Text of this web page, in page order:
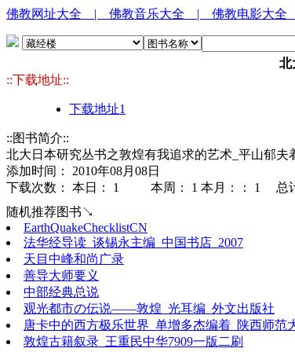
佛教网址大全 | 佛教音乐大全 | 佛教电影大全
北
::下载地址::
下载地址1
::图书简介::
北大日本研究丛书之敦煌有我追求的艺术_平山郁夫
添加时间： 2010年08月08日
下载次数： 本日： 1 本周： 1 本月：： 1 总
随机推荐图书↘
EarthQuakeChecklistCN
法华经导读_谈锡永主编_中国书店_2007
天目中峰和尚广录
善导大师要义
中部经典总说
观光都市の伝说——敦煌_光耳编_外文出版社
唐卡中的西方极乐世界_单增多杰编着_陕西师范
敦煌古籍叙录_王重民中华7909一版二刷